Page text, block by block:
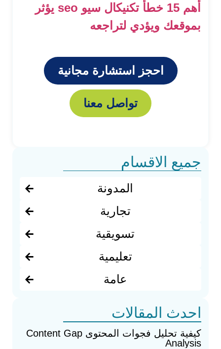
أهم 15 خطأ تكنيكال سيو seo يؤثر
بموقعك ويؤدي لتراجعه
احجز استشارة مجانية
تواصل معنا
جميع الاقسام
المدونة
تجارية
تسويقية
تعليمية
عامة
احدث المقالات
كيفية تحليل فجوات المحتوى Content Gap
Analysis